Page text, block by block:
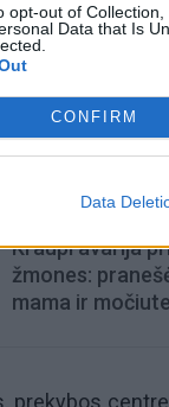
opt-out of
Data that Is
CONFIRM
Data
Aiškiaregės
Kraupi avarija
žmones:
mama ir močiute
prekybos